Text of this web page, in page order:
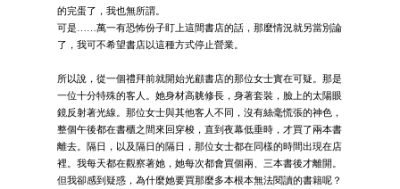
的完蛋了，我也無所謂。
可是……萬一有恐怖份子盯上這間書店的話，那麼情況就另當別論
了，我可不希望書店以這種方式停止營業。
所以說，從一個禮拜前就開始光顧書店的那位女士實在可疑。那是
一位十分特殊的客人。她身材高䠷修長，身著套裝，臉上的太陽眼
鏡反射著光線。那位女士與其他客人不同，沒有絲毫慌張的神色，
整個午後都在書櫃之間來回穿梭，直到夜幕低垂時，才買了兩本書
離去。隔日，以及隔日的隔日，那位女士都在同樣的時間出現在店
裡。我每天都在觀察著她，她每次都會買個兩、三本書後才離開。
但我卻感到疑惑，為什麼她要買那麼多本根本無法閱讀的書籍呢？